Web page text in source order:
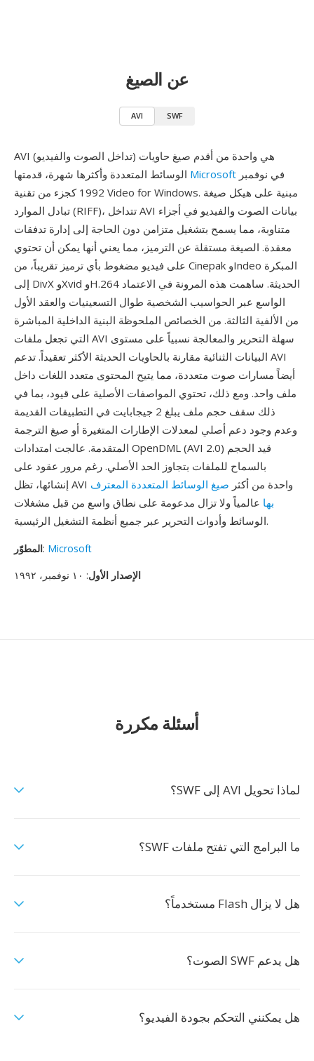
عن الصيغ
AVI SWF
AVI (تداخل الصوت والفيديو) هي واحدة من أقدم صيغ حاويات
Microsoft
1992 كجزء من تقنية Video for Windows. مبنية على هيكل صيغة
تبادل الموارد (RIFF)، تتداخل AVI بيانات الصوت والفيديو في أجزاء
متناوبة، مما يسمح بتشغيل متزامن دون الحاجة إلى إدارة تدفقات
معقدة. الصيغة مستقلة عن الترميز، مما يعني أنها يمكن أن تحتوي
على فيديو مضغوط بأي ترميز تقريباً، من Cinepak وIndeo المبكرة
إلى DivX وXvid وH.264 الحديثة. ساهمت هذه المرونة في الاعتماد
الواسع عبر الحواسيب الشخصية طوال التسعينيات والعقد الأول
من الألفية الثالثة. من الخصائص الملحوظة البنية الداخلية المباشرة
التي تجعل ملفات AVI سهلة التحرير والمعالجة نسبياً على مستوى
البيانات الثنائية مقارنة بالحاويات الحديثة الأكثر تعقيداً. تدعم AVI
أيضاً مسارات صوت متعددة، مما يتيح المحتوى متعدد اللغات داخل
ملف واحد. ومع ذلك، تحتوي المواصفات الأصلية على قيود، بما في
ذلك سقف حجم ملف يبلغ 2 جيجابايت في التطبيقات القديمة
وعدم وجود دعم أصلي لمعدلات الإطارات المتغيرة أو صيغ الترجمة
المتقدمة. عالجت امتدادات OpenDML (AVI 2.0) قيد الحجم
بالسماح للملفات بتجاوز الحد الأصلي. رغم مرور عقود على
إنشائها، تظل AVI واحدة من أكثر صيغ الوسائط المتعددة المعترف
بها عالمياً ولا تزال مدعومة على نطاق واسع من قبل مشغلات
الوسائط وأدوات التحرير عبر جميع أنظمة التشغيل الرئيسية.
المطوّر: Microsoft
الإصدار الأول: ١٠ نوفمبر، ١٩٩٢
أسئلة مكررة
لماذا تحويل AVI إلى SWF؟
ما البرامج التي تفتح ملفات SWF؟
هل لا يزال Flash مستخدماً؟
هل يدعم SWF الصوت؟
هل يمكنني التحكم بجودة الفيديو؟